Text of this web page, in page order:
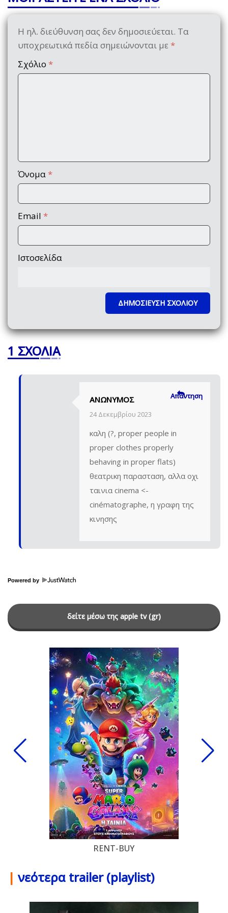
Η ηλ. διεύθυνση σας δεν δημοσιεύεται. Τα
υποχρεωτικά πεδία σημειώνονται με *
Σχόλιο *
Όνομα *
Email *
Ιστοσελίδα
1 ΣΧΌΛΙΑ
ΑΝΏΝΥΜΟΣ
24 Δεκεμβρίου 2023
καλη (?, proper people in
proper clothes properly
behaving in proper flats)
θεατρικη παρασταση, αλλα οχι
ταινια cinema <-
cinématographe, η γραφη της
κινησης
Απάντηση
Powered by
δείτε μέσω της apple tv (gr)
RENT-BUY
| νεότερα trailer (playlist)